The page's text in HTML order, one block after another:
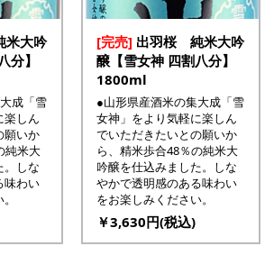
大吟
分】
成「雪
楽しん
願いか
純米大
。しな
味わい
[完売] 出羽桜 純米大吟
醸【雪女神 四割八分】
1800ml
●山形県産酒米の集大成「雪
女神」をより気軽に楽しん
でいただきたいとの願いか
ら、精米歩合48％の純米大
吟醸を仕込みました。しな
やかで透明感のある味わい
をお楽しみください。
￥3,630円(税込)